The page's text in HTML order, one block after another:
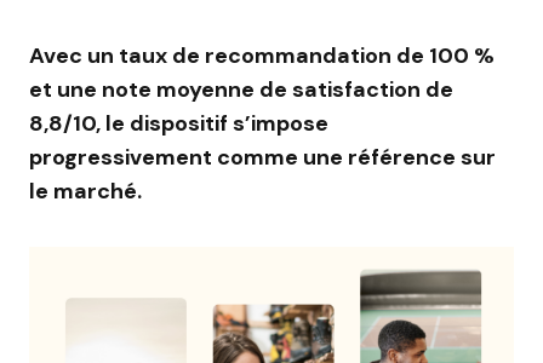
Avec un taux de recommandation de 100 %
et une note moyenne de satisfaction de
8,8/10, le dispositif s’impose
progressivement comme une référence sur
le marché.